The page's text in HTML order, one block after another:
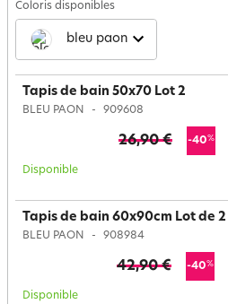
Coloris disponibles
bleu paon
Tapis de bain 50x70 Lot 2
BLEU PAON 909608
26,90 € -40%
Disponible
Tapis de bain 60x90cm Lot de 2
BLEU PAON 908984
42,90 € -40%
Disponible